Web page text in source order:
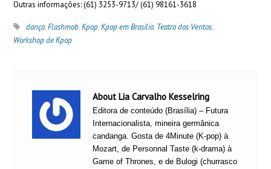
Outras informações: (61) 3253-9713/ (61) 98161-3618
dança,Flashmob,Kpop,Kpop em Brasília, Teatro dos Ventos,
Workshop de Kpop
About Lia Carvalho Kesselring
Editora de conteúdo (Brasília) – Futura
Internacionalista, mineira germânica
candanga. Gosta de 4Minute (K-pop) à
Mozart, de Personnal Taste (k-drama) à
Game of Thrones, e de Bulogi (churrasco